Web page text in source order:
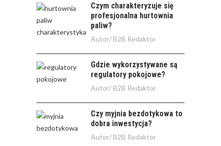
Czym charakteryzuje się
profesjonalna hurtownia
paliw?
Autor/ B2B Redaktor
Gdzie wykorzystywane są
regulatory pokojowe?
Autor/ B2B Redaktor
Czy myjnia bezdotykowa to
dobra inwestycja?
Autor/ B2B Redaktor